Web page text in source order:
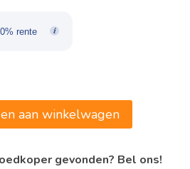
€162,36.
, 0% rente
aan winkelwagen
gevonden? Bel ons!